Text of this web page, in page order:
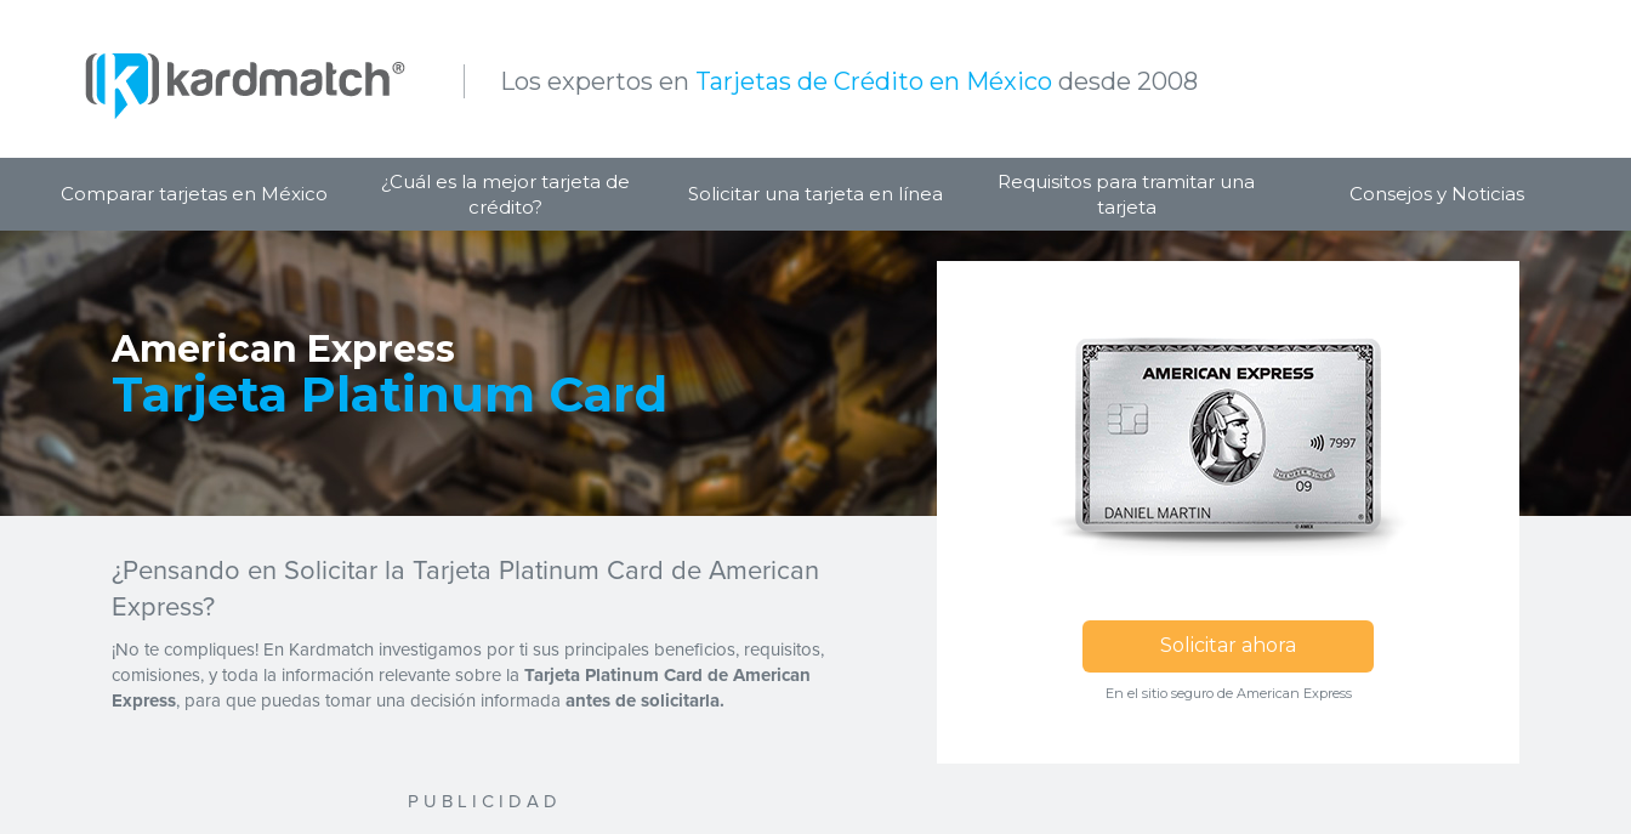
Los expertos en Tarjetas de Crédito en México desde 2008
Comparar tarjetas en México
¿Cuál es la mejor tarjeta de
crédito?
Solicitar una tarjeta en línea
Requisitos para tramitar una
tarjeta
Consejos y Noticias
American Express
Tarjeta Platinum Card
Solicitar ahora
En el sitio seguro de American Express
¿Pensando en Solicitar la Tarjeta Platinum Card de American
Express?
¡No te compliques! En Kardmatch investigamos por ti sus principales beneficios, requisitos,
comisiones, y toda la información relevante sobre la Tarjeta Platinum Card de American
Express, para que puedas tomar una decisión informada antes de solicitarla.
P U B L I C I D A D